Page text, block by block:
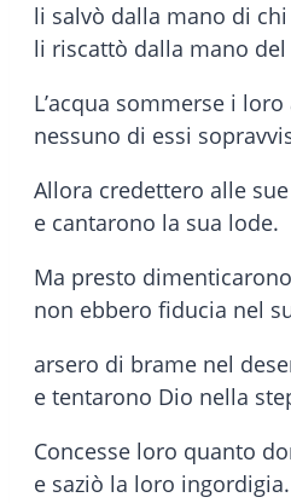
li salvò dalla mano di
li riscattò dalla mano
L’acqua sommerse i
nessuno di essi
Allora credettero alle
e cantarono la sua lode.
Ma presto
non ebbero fiducia nel
arsero di brame nel
e tentarono Dio nella
Concesse loro quanto
e saziò la loro ingordigia.